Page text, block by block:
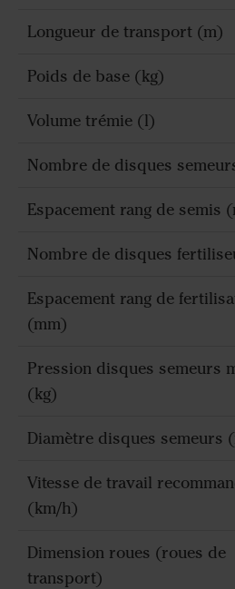
Longueur de transport (m)
Poids de base (kg)
Volume trémie (l)
Nombre de disques
Espacement rang de semis
Nombre de disques
Espacement rang de
(mm)
Pression disques semeurs
(kg)
Diamètre disques semeurs
Vitesse de travail
(km/h)
Dimension roues (roues de
transport)